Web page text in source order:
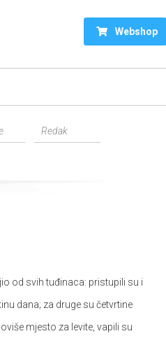
Webshop
od svih tuđinaca: pristupili su i
dana; za druge su četvrtine
mjesto za levite, vapili su